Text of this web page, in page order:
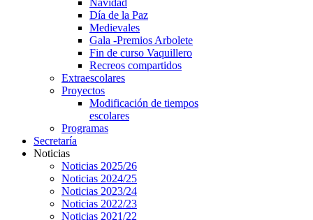
Navidad
Día de la Paz
Medievales
Gala -Premios Arbolete
Fin de curso Vaquillero
Recreos compartidos
Extraescolares
Proyectos
Modificación de tiempos
escolares
Programas
Secretaría
Noticias
Noticias 2025/26
Noticias 2024/25
Noticias 2023/24
Noticias 2022/23
Noticias 2021/22